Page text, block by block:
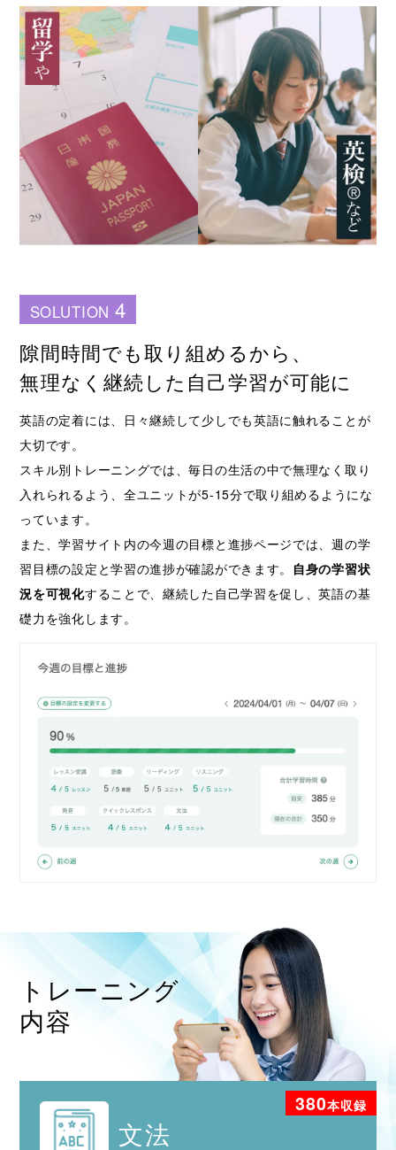
SOLUTION4
隙間時間でも取り組めるから、
無理なく継続した自己学習が可能に
英語の定着には、日々継続して少しでも英語に触れることが
大切です。
スキル別トレーニングでは、毎日の生活の中で無理なく取り
入れられるよう、全ユニットが5-15分で取り組めるようにな
っています。
また、学習サイト内の今週の目標と進捗ページでは、週の学
習目標の設定と学習の進捗が確認ができます。 自身の学習状
況を可視化することで、継続した自己学習を促し、英語の基
礎力を強化します。
トレーニング
内容
380本収録
文法